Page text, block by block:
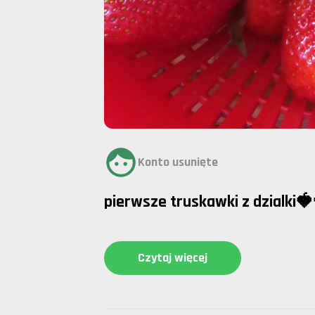
Konto usunięte
pierwsze truskawki z
Czytaj więcej